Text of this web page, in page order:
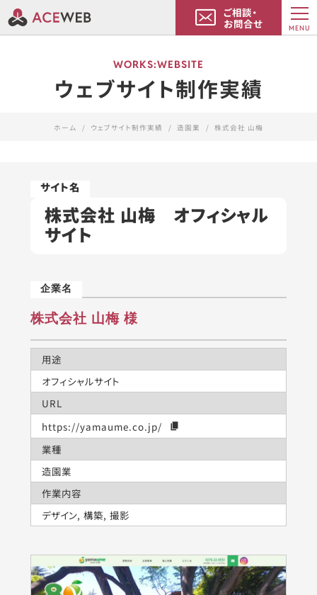
ご相談・
お問合せ
MENU
WORKS:WEBSITE
ウェブサイト制作実績
ホーム ウェブサイト制作実績 造園業 株式会社 山梅
株式会社 山梅 オフィシャル
サイト
株式会社 山梅 様
用途
オフィシャルサイト
URL
https://yamaume.co.jp/
業種
造園業
作業内容
デザイン, 構築, 撮影